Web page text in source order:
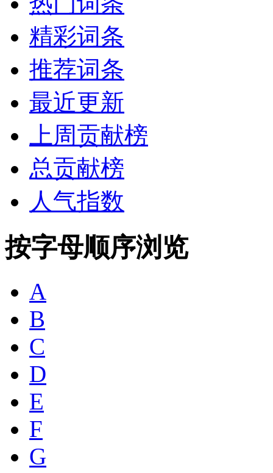
精彩词条
推荐词条
最近更新
上周贡献榜
总贡献榜
人气指数
按字母顺序浏览
A
B
C
D
E
F
G